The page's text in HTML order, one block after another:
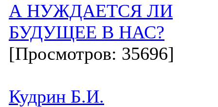
А НУЖДАЕТСЯ ЛИ
БУДУЩЕЕ В НАС?
[Просмотров: 35696]
Кудрин Б.И.